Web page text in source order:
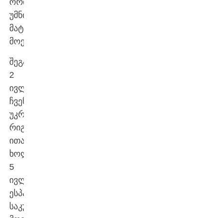
უმნიშვნელოვანესი
მატჩისთვის
მოემზადება.
შეგახსენებთ,
2
ივლისს
ჩვენები
უკრაინასთან
რიგაში
ითამაშებენ,
ხოლო
5
ივლისს
ესპანეთს
საკუთარ